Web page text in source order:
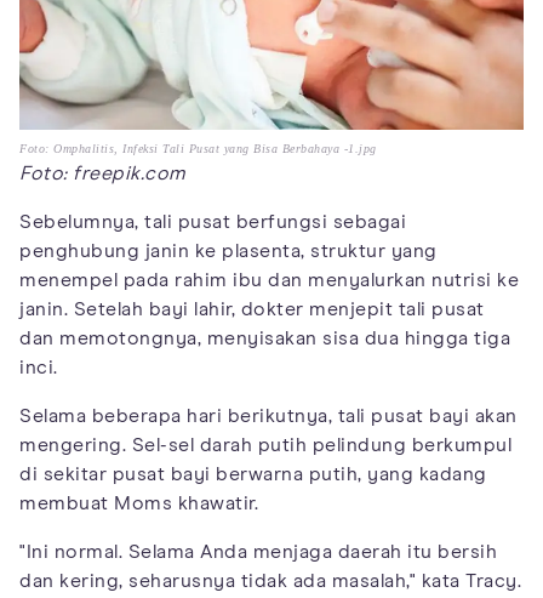
Foto: Omphalitis, Infeksi Tali Pusat yang Bisa Berbahaya -1.jpg
Foto: freepik.com
Sebelumnya, tali pusat berfungsi sebagai
penghubung janin ke plasenta, struktur yang
menempel pada rahim ibu dan menyalurkan nutrisi ke
janin. Setelah bayi lahir, dokter menjepit tali pusat
dan memotongnya, menyisakan sisa dua hingga tiga
inci.
Selama beberapa hari berikutnya, tali pusat bayi akan
mengering. Sel-sel darah putih pelindung berkumpul
di sekitar pusat bayi berwarna putih, yang kadang
membuat Moms khawatir.
"Ini normal. Selama Anda menjaga daerah itu bersih
dan kering, seharusnya tidak ada masalah," kata Tracy.